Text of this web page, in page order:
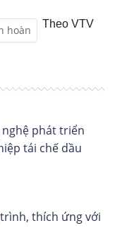
Theo VTV
hoàn
phát triển
tái chế dầu
thích ứng với